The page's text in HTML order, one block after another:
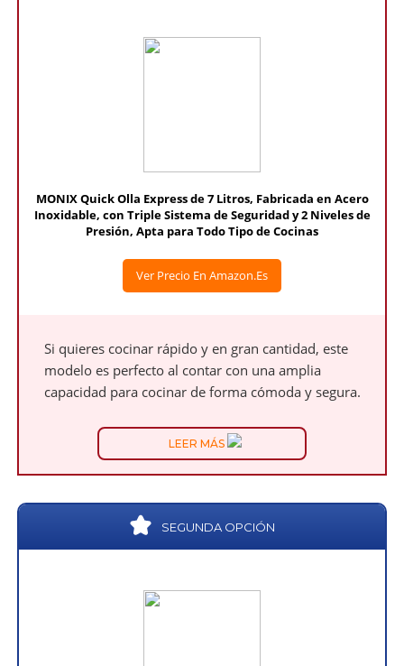
MONIX Quick Olla Express de 7 Litros, Fabricada en Acero
Inoxidable, con Triple Sistema de Seguridad y 2 Niveles de
Presión, Apta para Todo Tipo de Cocinas
Ver Precio En Amazon.es
Si quieres cocinar rápido y en gran cantidad, este
modelo es perfecto al contar con una amplia
capacidad para cocinar de forma cómoda y segura.
LEER MÁS
SEGUNDA OPCIÓN